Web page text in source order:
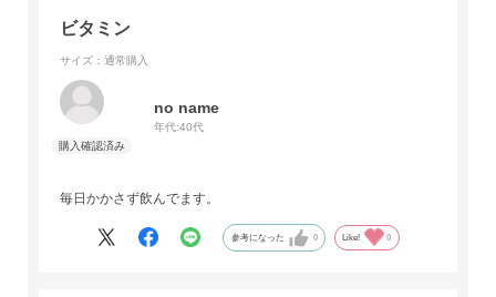
ビタミン
サイズ：通常購入
no name
年代:40代
毎日かかさず飲んでます。
参考になった 0 Like! 0